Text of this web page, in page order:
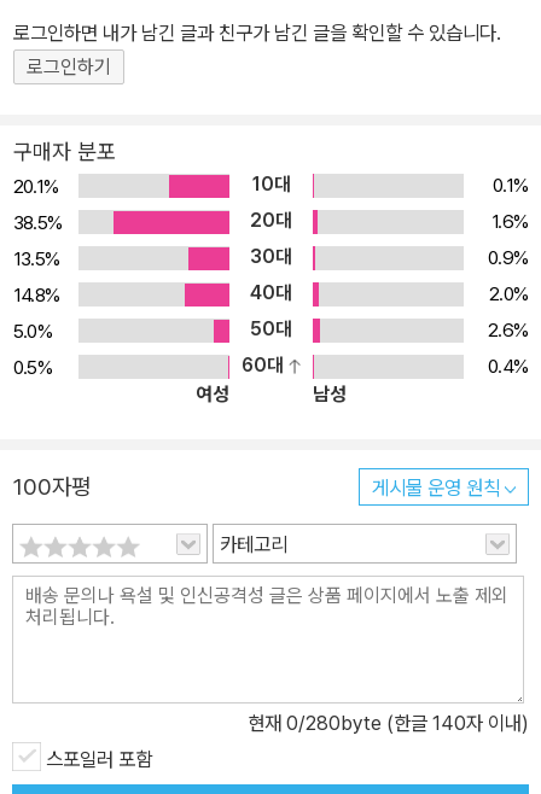
로그인하면 내가 남긴 글과 친구가 남긴 글을 확인할 수 있습니다.
로그인하기
구매자 분포
20.1% 10대
0.1%
38.5%
20대
1.6%
13.5%
30대
0.9%
14.8%
40대
2.0%
5.0%
50대
2.6%
0.5%
60대
0.4%
여성
남성
100자평 게시물 운영 원칙
카테고리
현재 0/280byte (한글 140자 이내)
스포일러 포함